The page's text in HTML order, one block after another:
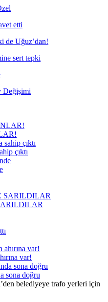
etti
de Uğuz’dan!
sert tepki
Değişimi
çıktı
var!
sona doğru
belediyeye trafo yerleri için